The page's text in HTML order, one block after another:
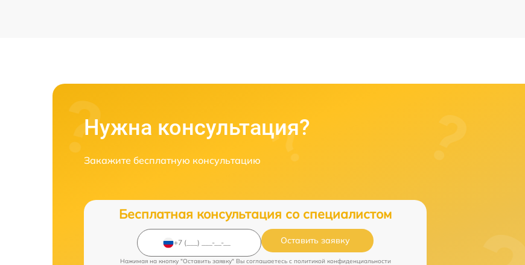
Нужна консультация?
Закажите бесплатную консультацию
Бесплатная консультация со специалистом
Оставить заявку
Нажимая на кнопку "Оставить заявку" Вы соглашаетесь c политикой конфиденциальности